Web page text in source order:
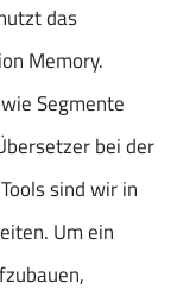
das
Memory.
Segmente
bei der
sind wir in
Um ein